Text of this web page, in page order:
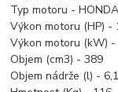
Typ motoru -
Výkon motoru (HP) -
Výkon motoru (kW) -
Objem (cm3) - 389
Objem nádrže (l) - 6,1